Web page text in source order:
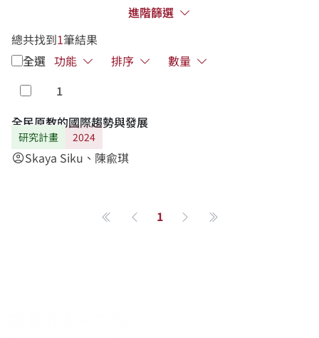
進階篩選
總共找到1筆結果
全選 功能 排序
數量
勾選
1
全民原教的國際趨勢與發展
研究計畫 2024
account_circleSkaya Siku、陳兪琪
第一頁上一頁
1 下一頁最後一頁